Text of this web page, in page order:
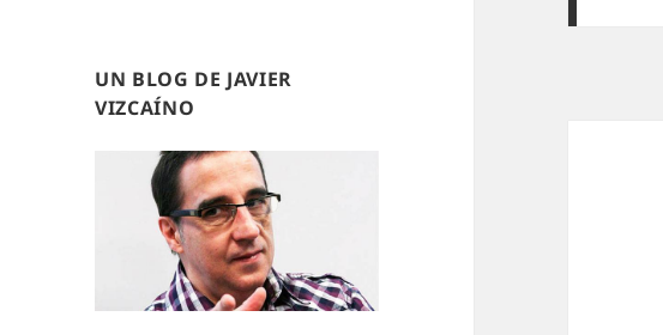
UN BLOG DE JAVIER
VIZCAÍNO